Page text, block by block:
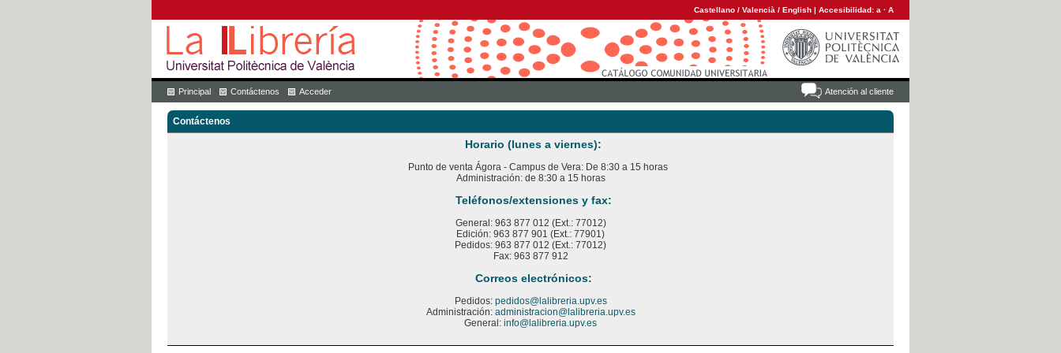
Castellano / Valencià / English | Accesibilidad: a · A
Atención al cliente
Principal Contáctenos Acceder
Contáctenos
Horario (lunes a viernes):
Punto de venta Ágora - Campus de Vera: De 8:30 a 15 horas
Administración: de 8:30 a 15 horas
Teléfonos/extensiones y fax:
General: 963 877 012 (Ext.: 77012)
Edición: 963 877 901 (Ext.: 77901)
Pedidos: 963 877 012 (Ext.: 77012)
Fax: 963 877 912
Correos electrónicos:
Pedidos: pedidos@lalibreria.upv.es
Administración: administracion@lalibreria.upv.es
General: info@lalibreria.upv.es